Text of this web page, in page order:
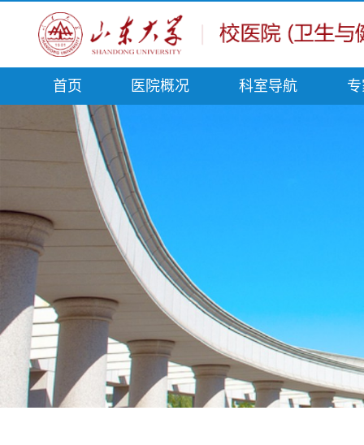
首页 医院概况 科室导航